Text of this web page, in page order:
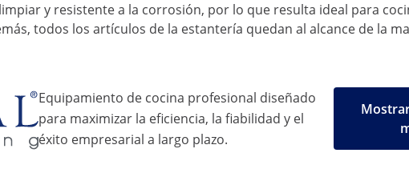
y resistente a la corrosión, por lo que resulta ideal para
todos los artículos de la estantería quedan al alcance de la
Equipamiento de cocina profesional diseñado
para maximizar la eficiencia, la fiabilidad y el
éxito empresarial a largo plazo.